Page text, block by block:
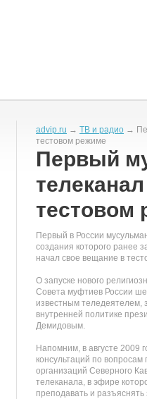
advip.ru → ТВ и радио →
тестовом режиме
Первый
тестовом
Первый в России
создания которого ранее
начал свое вещание в
О запуске нового
Совета муфтиев России
известным теледеятелем,
внутренней политике
Демидовым.
Напомним, в августе 2009
консультаций по
организаций Северного
телеканала, в эфире
преподавать и